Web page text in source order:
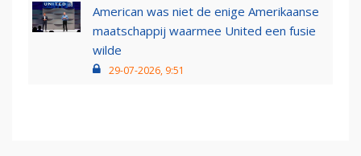
American was niet de enige Amerikaanse
maatschappij waarmee United een fusie
wilde
29-07-2026, 9:51